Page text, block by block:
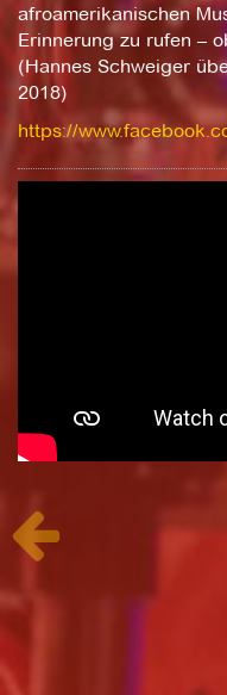
afroamerikanischen
Erinnerung zu rufen –
(Hannes Schweiger
2018)
https://